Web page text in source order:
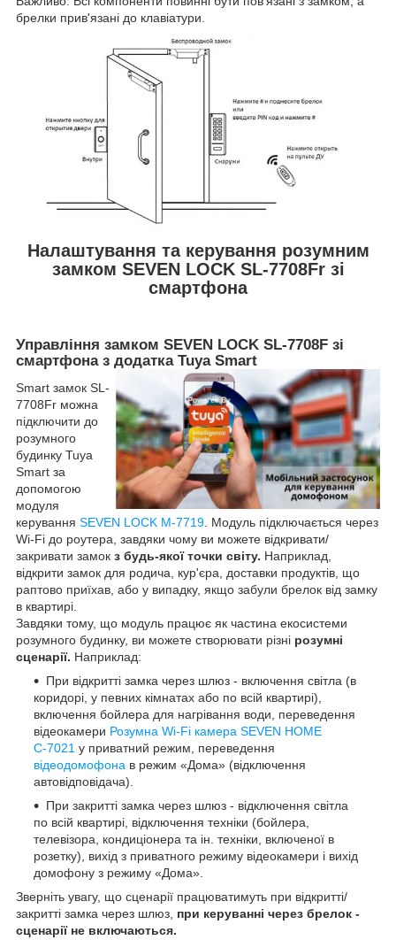
брелки прив'язані до клавіатури.
Налаштування та керування розумним
замком SEVEN LOCK SL-7708Fr зі
смартфона
Управління замком SEVEN LOCK SL-7708F зі
смартфона з додатка Tuya Smart
Smart замок SL-
7708Fr можна
підключити до
розумного
будинку Tuya
Smart за
допомогою
модуля
керування SEVEN LOCK M-7719 . Модуль підключається через
Wi-Fi до роутера, завдяки чому ви можете відкривати/
закривати замок з будь-якої точки світу. Наприклад,
відкрити замок для родича, кур'єра, доставки продуктів, що
раптово приїхав, або у випадку, якщо забули брелок від замку
в квартирі.
Завдяки тому, що модуль працює як частина екосистеми
розумного будинку, ви можете створювати різні розумні
сценарії. Наприклад:
При відкритті замка через шлюз - включення світла (в
коридорі, у певних кімнатах або по всій квартирі),
включення бойлера для нагрівання води, переведення
відеокамери Розумна Wi-Fi камера SEVEN HOME
С-7021 у приватний режим, переведення
відеодомофона в режим «Дома» (відключення
автовідповідача).
При закритті замка через шлюз - відключення світла
по всій квартирі, відключення техніки (бойлера,
телевізора, кондиціонера та ін. техніки, включеної в
розетку), вихід з приватного режиму відеокамери і вихід
домофону з режиму «Дома».
Зверніть увагу, що сценарії працюватимуть при відкритті/
закритті замка через шлюз, при керуванні через брелок -
сценарії не включаються.